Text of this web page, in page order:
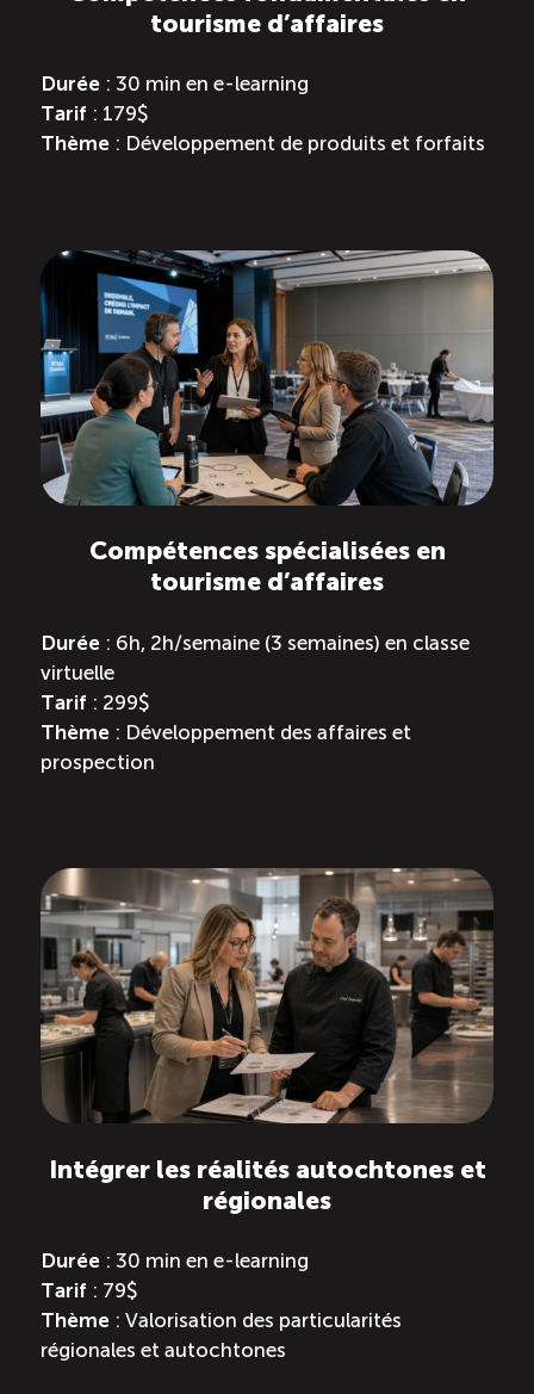
tourisme d’affaires
Durée : 30 min en e-learning
Tarif : 179$
Thème : Développement de produits et forfaits
Compétences spécialisées en
tourisme d’affaires
Durée : 6h, 2h/semaine (3 semaines) en classe
virtuelle
Tarif : 299$
Thème : Développement des affaires et
prospection
Intégrer les réalités autochtones et
régionales
Durée : 30 min en e-learning
Tarif : 79$
Thème : Valorisation des particularités
régionales et autochtones